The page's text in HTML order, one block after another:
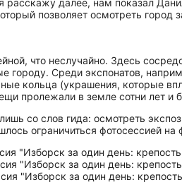
расскажу далее, нам показал
позволяет осмотреть город
что неслучайно. Здесь
городу. Среди экспонатов,
кольца (украшения, которые
пролежали в земле сотни лет
со слов гида: осмотреть
ограничиться фотосессией на